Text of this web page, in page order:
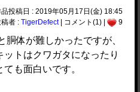
品投稿日 : 2019年05月17日(金) 18:45
稿者 :TigerDefect| コメント(1) | 9
体が難しかったですが、
トはクワガタになったり
も面白いです。